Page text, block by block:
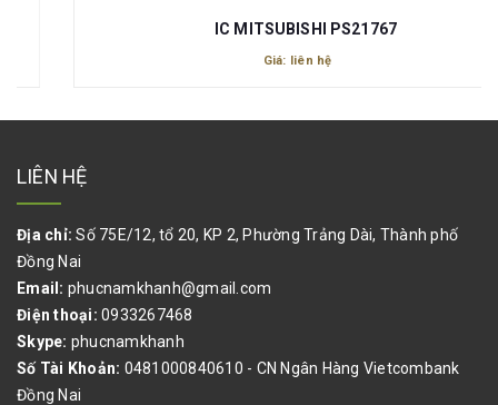
IC MITSUBISHI PS21767
Giá: liên hệ
LIÊN HỆ
Địa chỉ: Số 75E/12, tổ 20, KP 2, Phường Trảng Dài, Thành phố
Đồng Nai
Email: phucnamkhanh@gmail.com
Điện thoại: 0933267468
Skype: phucnamkhanh
Số Tài Khoản: 0481000840610 - CN Ngân Hàng Vietcombank
Đồng Nai